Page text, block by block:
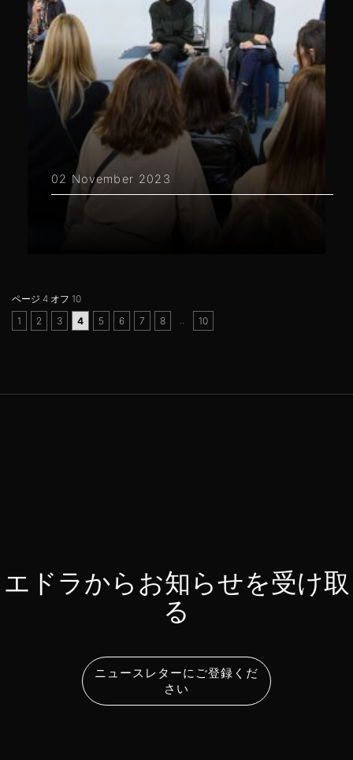
02 November 2023
ページ 4 オフ 10
1
2 3 4 5 6 7 8 10
ニュースレターにご登録くだ
さい
エドラからお知らせを受け取
る